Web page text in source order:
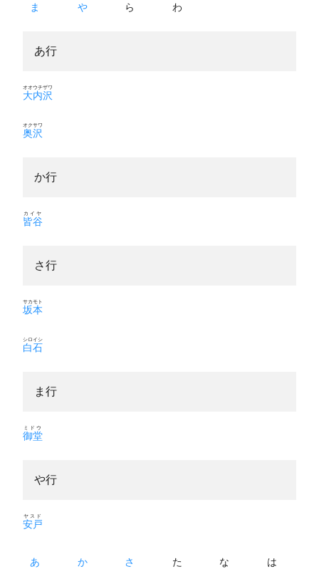
ま や ら わ
あ行
大内沢
オオウチザワ
奥沢
オクサワ
か行
皆谷
カイヤ
さ行
坂本
サカモト
白石
シロイシ
ま行
御堂
ミドウ
や行
安戸
ヤスド
あ か さ た な は